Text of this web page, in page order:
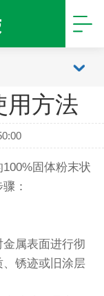
用方法
固体粉末状
：
属表面进行彻
锈迹或旧涂层